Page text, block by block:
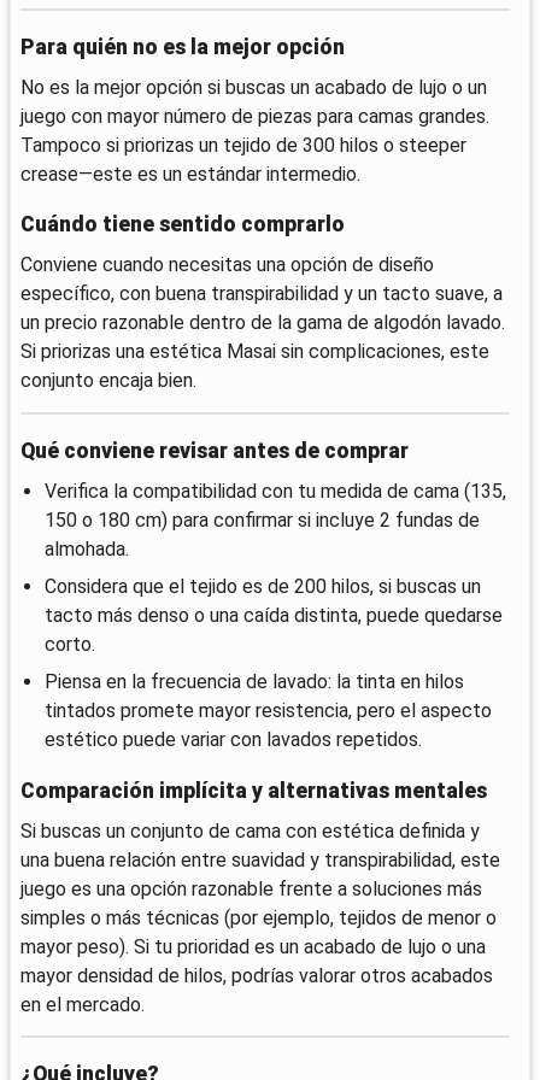
Para quién no es la mejor opción
No es la mejor opción si buscas un acabado de lujo o un
juego con mayor número de piezas para camas grandes.
Tampoco si priorizas un tejido de 300 hilos o steeper
crease—este es un estándar intermedio.
Cuándo tiene sentido comprarlo
Conviene cuando necesitas una opción de diseño
específico, con buena transpirabilidad y un tacto suave, a
un precio razonable dentro de la gama de algodón lavado.
Si priorizas una estética Masai sin complicaciones, este
conjunto encaja bien.
Qué conviene revisar antes de comprar
Verifica la compatibilidad con tu medida de cama (135,
150 o 180 cm) para confirmar si incluye 2 fundas de
almohada.
Considera que el tejido es de 200 hilos, si buscas un
tacto más denso o una caída distinta, puede quedarse
corto.
Piensa en la frecuencia de lavado: la tinta en hilos
tintados promete mayor resistencia, pero el aspecto
estético puede variar con lavados repetidos.
Comparación implícita y alternativas mentales
Si buscas un conjunto de cama con estética definida y
una buena relación entre suavidad y transpirabilidad, este
juego es una opción razonable frente a soluciones más
simples o más técnicas (por ejemplo, tejidos de menor o
mayor peso). Si tu prioridad es un acabado de lujo o una
mayor densidad de hilos, podrías valorar otros acabados
en el mercado.
¿Qué incluye?